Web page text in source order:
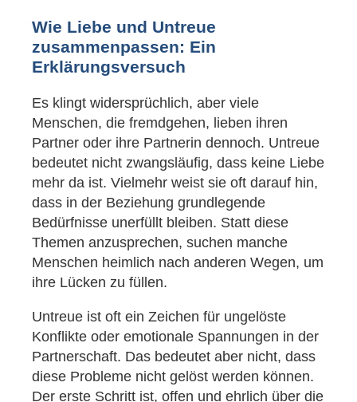
Wie Liebe und Untreue
zusammenpassen: Ein
Erklärungsversuch
Es klingt widersprüchlich, aber viele
Menschen, die fremdgehen, lieben ihren
Partner oder ihre Partnerin dennoch. Untreue
bedeutet nicht zwangsläufig, dass keine Liebe
mehr da ist. Vielmehr weist sie oft darauf hin,
dass in der Beziehung grundlegende
Bedürfnisse unerfüllt bleiben. Statt diese
Themen anzusprechen, suchen manche
Menschen heimlich nach anderen Wegen, um
ihre Lücken zu füllen.
Untreue ist oft ein Zeichen für ungelöste
Konflikte oder emotionale Spannungen in der
Partnerschaft. Das bedeutet aber nicht, dass
diese Probleme nicht gelöst werden können.
Der erste Schritt ist, offen und ehrlich über die